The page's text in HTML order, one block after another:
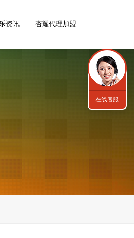
资讯 杏耀代理加盟
在线客服